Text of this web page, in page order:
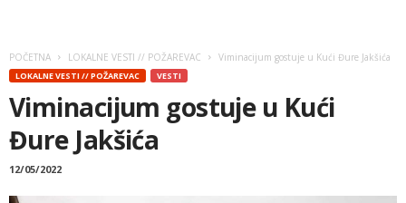
POČETNA LOKALNE VESTI // POŽAREVAC Viminacijum gostuje u Kući Đure Jakšića
LOKALNE VESTI // POŽAREVAC VESTI
Viminacijum gostuje u Kući
Đure Jakšića
12/05/2022